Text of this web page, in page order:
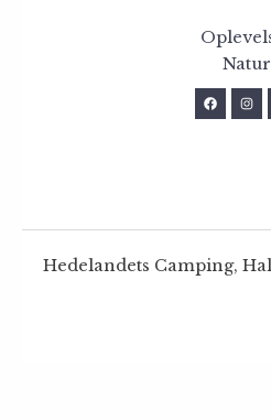
Natur
Hedelandets Camping,